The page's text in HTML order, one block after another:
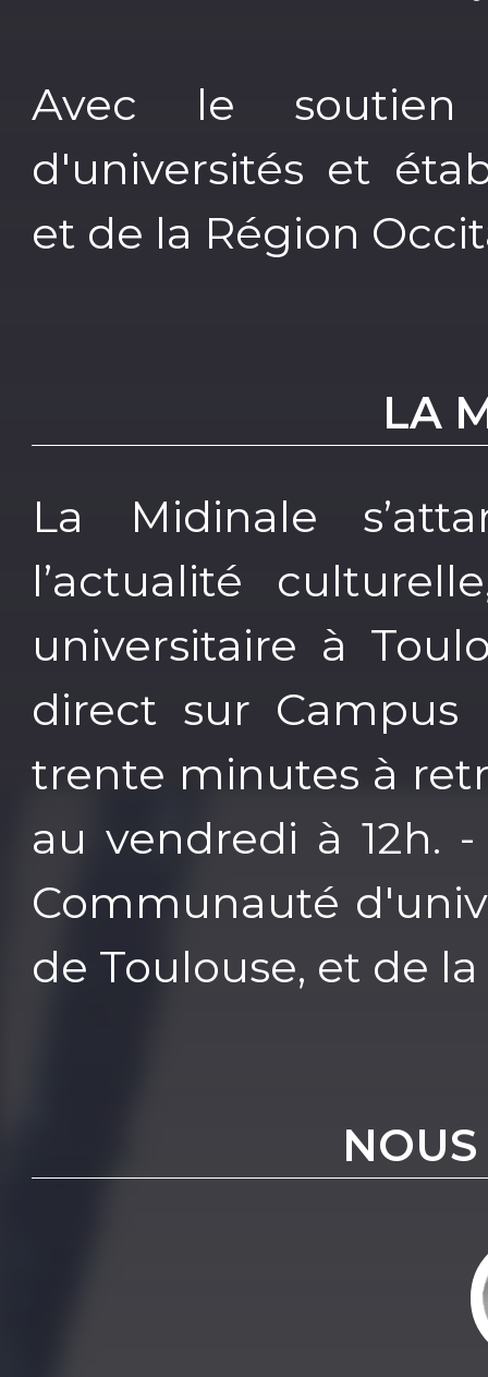
Avec le
d'universités et
et de la Région
LA
La Midinale
l’actualité
universitaire à
direct sur Campus
trente minutes à
au vendredi à 12h.
Communauté
de Toulouse, et de